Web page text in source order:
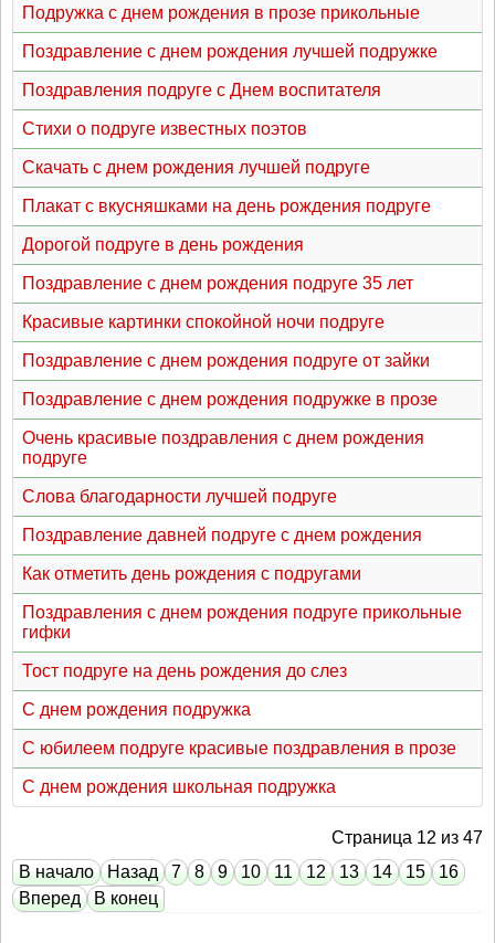
Подружка с днем рождения в прозе прикольные
Поздравление с днем рождения лучшей подружке
Поздравления подруге с Днем воспитателя
Стихи о подруге известных поэтов
Скачать с днем рождения лучшей подруге
Плакат с вкусняшками на день рождения подруге
Дорогой подруге в день рождения
Поздравление с днем рождения подруге 35 лет
Красивые картинки спокойной ночи подруге
Поздравление с днем рождения подруге от зайки
Поздравление с днем рождения подружке в прозе
Очень красивые поздравления с днем рождения
подруге
Слова благодарности лучшей подруге
Поздравление давней подруге с днем рождения
Как отметить день рождения с подругами
Поздравления с днем рождения подруге прикольные
гифки
Тост подруге на день рождения до слез
С днем рождения подружка
С юбилеем подруге красивые поздравления в прозе
С днем рождения школьная подружка
Страница 12 из 47
В начало
Назад 7 8 9 10 11 12 13 14 15
16
Вперед
В конец